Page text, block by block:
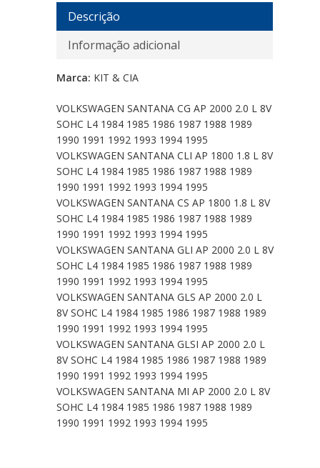
Descrição
Informação adicional
Marca: KIT & CIA
VOLKSWAGEN SANTANA CG AP 2000 2.0 L 8V
SOHC L4 1984 1985 1986 1987 1988 1989
1990 1991 1992 1993 1994 1995
VOLKSWAGEN SANTANA CLI AP 1800 1.8 L 8V
SOHC L4 1984 1985 1986 1987 1988 1989
1990 1991 1992 1993 1994 1995
VOLKSWAGEN SANTANA CS AP 1800 1.8 L 8V
SOHC L4 1984 1985 1986 1987 1988 1989
1990 1991 1992 1993 1994 1995
VOLKSWAGEN SANTANA GLI AP 2000 2.0 L 8V
SOHC L4 1984 1985 1986 1987 1988 1989
1990 1991 1992 1993 1994 1995
VOLKSWAGEN SANTANA GLS AP 2000 2.0 L
8V SOHC L4 1984 1985 1986 1987 1988 1989
1990 1991 1992 1993 1994 1995
VOLKSWAGEN SANTANA GLSI AP 2000 2.0 L
8V SOHC L4 1984 1985 1986 1987 1988 1989
1990 1991 1992 1993 1994 1995
VOLKSWAGEN SANTANA MI AP 2000 2.0 L 8V
SOHC L4 1984 1985 1986 1987 1988 1989
1990 1991 1992 1993 1994 1995